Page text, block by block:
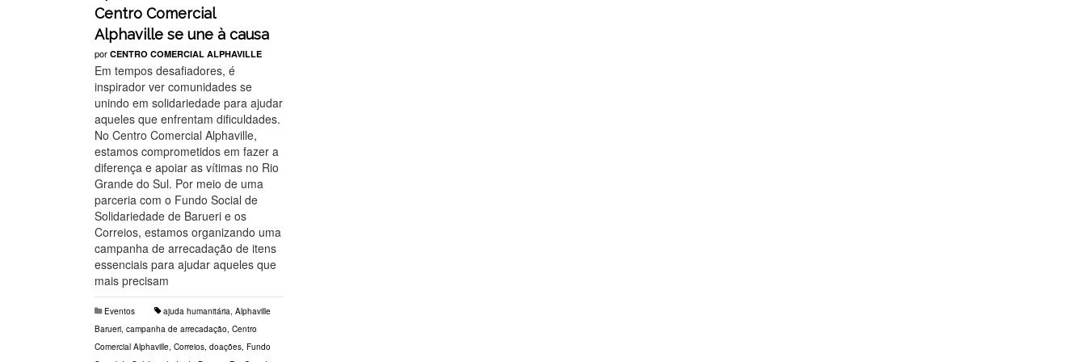
Centro Comercial
Alphaville se une à causa
por CENTRO COMERCIAL ALPHAVILLE
Em tempos desafiadores, é
inspirador ver comunidades se
unindo em solidariedade para ajudar
aqueles que enfrentam dificuldades.
No Centro Comercial Alphaville,
estamos comprometidos em fazer a
diferença e apoiar as vítimas no Rio
Grande do Sul. Por meio de uma
parceria com o Fundo Social de
Solidariedade de Barueri e os
Correios, estamos organizando uma
campanha de arrecadação de itens
essenciais para ajudar aqueles que
mais precisam
Eventos ajuda humanitária, Alphaville
Barueri, campanha de arrecadação, Centro
Comercial Alphaville, Correios, doações, Fundo